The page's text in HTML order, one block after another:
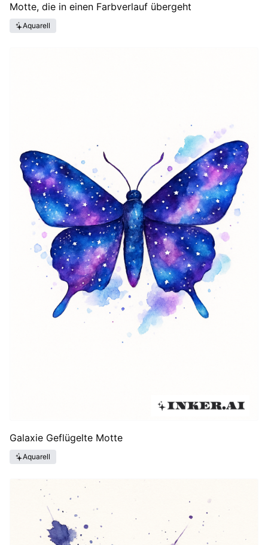
Motte, die in einen Farbverlauf übergeht
Aquarell
Galaxie Geflügelte Motte
Aquarell